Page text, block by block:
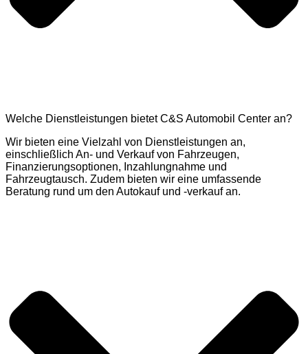
Welche Dienstleistungen bietet C&S Automobil Center an?
Wir bieten eine Vielzahl von Dienstleistungen an,
einschließlich An- und Verkauf von Fahrzeugen,
Finanzierungsoptionen, Inzahlungnahme und
Fahrzeugtausch. Zudem bieten wir eine umfassende
Beratung rund um den Autokauf und -verkauf an.